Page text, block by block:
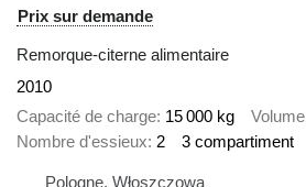
Prix sur demande
Remorque-citerne alimentaire
2010
Capacité de charge 15 000 kg Volume
Nombre d'essieux 2 3 compartiment
Pologne, Włoszczowa